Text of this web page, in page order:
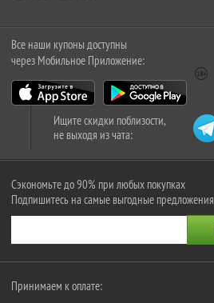
Все наши купоны доступны
через Мобильное Приложение:
Ищите скидки поблизости,
не выходя из чата:
Сэкономьте до 90% при любых покупках
Подпишитесь на самые выгодные предложения
Принимаем к оплате: